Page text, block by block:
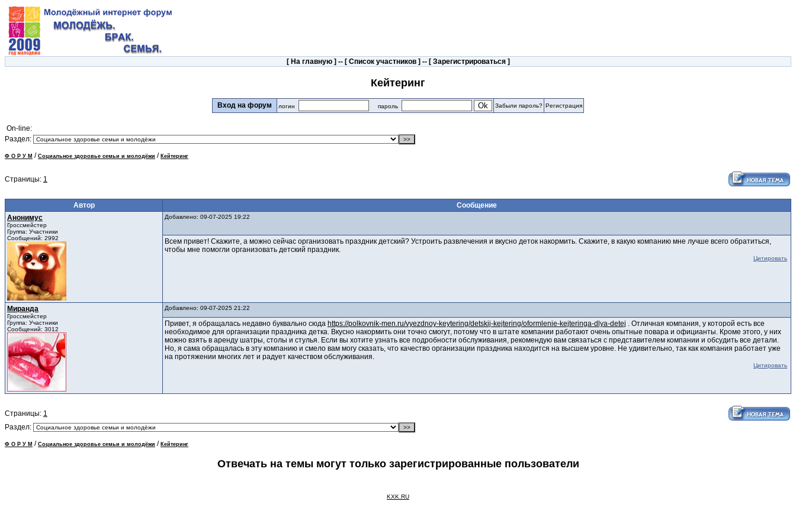
[ На главную] -- [ Список участников] -- [ Зарегистрироваться]
Кейтеринг
Вход на форум логин пароль Забыли пароль? Регистрация
On-line:
Раздел:
Ф О Р У М / Социальное здоровье семьи и молодёжи / Кейтеринг
Страницы: 1
Автор
Сообщение
Анонимус
Гроссмейстер
Группа: Участники
Сообщений: 2992
Добавлено: 09-07-2025 19:22
Всем привет! Скажите, а можно сейчас организовать праздник детский? Устроить развлечения и вкусно деток накормить. Скажите, в какую компанию мне лучше всего обратиться,
чтобы мне помогли организовать детский праздник.
Цитировать
Миранда
Гроссмейстер
Группа: Участники
Сообщений: 3012
Добавлено: 09-07-2025 21:22
Привет, я обращалась недавно буквально сюда https://polkovnik-men.ru/vyezdnoy-keytering/detskij-kejtering/oformlenie-kejteringa-dlya-detej . Отличная компания, у которой есть все
необходимое для организации праздника детка. Вкусно накормить они точно смогут, потому что в штате компании работают очень опытные повара и официанты. Кроме этого, у них
можно взять в аренду шатры, столы и стулья. Если вы хотите узнать все подробности обслуживания, рекомендую вам связаться с представителем компании и обсудить все детали.
Но, я сама обращалась в эту компанию и смело вам могу сказать, что качество организации праздника находится на высшем уровне. Не удивительно, так как компания работает уже
на протяжении многих лет и радует качеством обслуживания.
Цитировать
Страницы: 1
Раздел:
Ф О Р У М / Социальное здоровье семьи и молодёжи / Кейтеринг
Отвечать на темы могут только зарегистрированные пользователи
KXK.RU